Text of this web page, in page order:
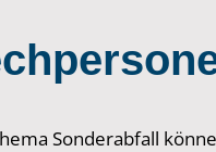
Sonderabfall